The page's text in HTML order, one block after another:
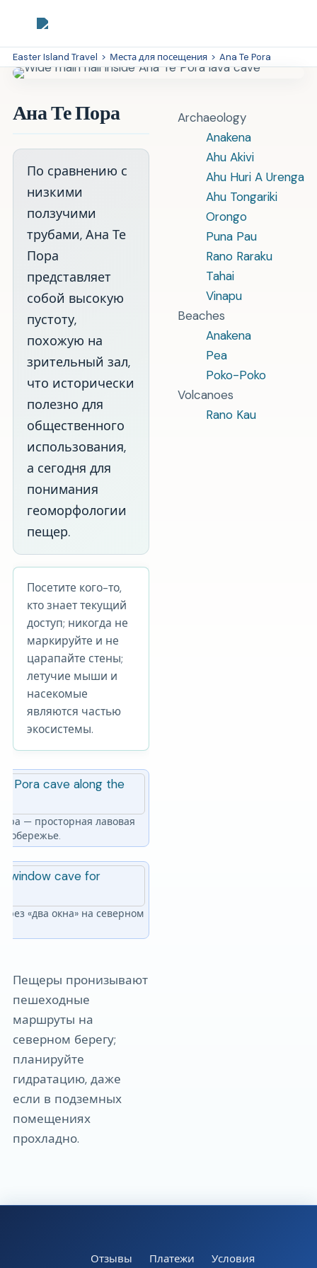
Easter Island Travel > Места для посещения > Ana Te Pora
Archaeology
Anakena
Ahu Akivi
Ahu Huri A Urenga
Ahu Tongariki
Orongo
Puna Pau
Rano Raraku
Tahai
Vinapu
Beaches
Anakena
Pea
Poko-Poko
Volcanoes
Rano Kau
Ана Те Пора
По сравнению с
низкими
ползучими
трубами, Ана Те
Пора
представляет
собой высокую
пустоту,
похожую на
зрительный зал,
что исторически
полезно для
общественного
использования,
а сегодня для
понимания
геоморфологии
пещер.
Посетите кого-то,
кто знает текущий
доступ; никогда не
маркируйте и не
царапайте стены;
летучие мыши и
насекомые
являются частью
экосистемы.
— просторная лавовая
«два окна» на северном
Пещеры пронизывают
пешеходные
маршруты на
северном берегу;
планируйте
гидратацию, даже
если в подземных
помещениях
прохладно.
Отзывы Платежи Условия